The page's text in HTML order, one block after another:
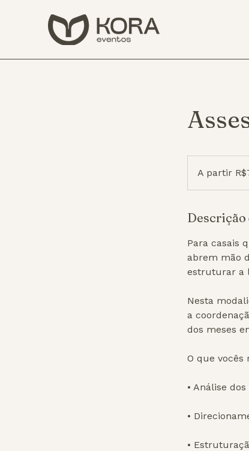
R$7.751,49
A partir
Descrição
Para casais
abrem mão
estruturar a
Nesta
a
dos meses
O que vocês
• Análise
•
•